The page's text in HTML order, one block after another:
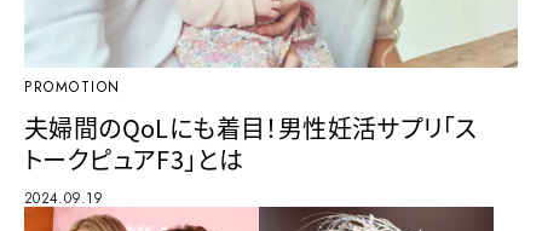
PROMOTION
夫婦間のQoLにも着目！男性妊活サプリ「ス
トークピュアF3」とは
2024.09.19